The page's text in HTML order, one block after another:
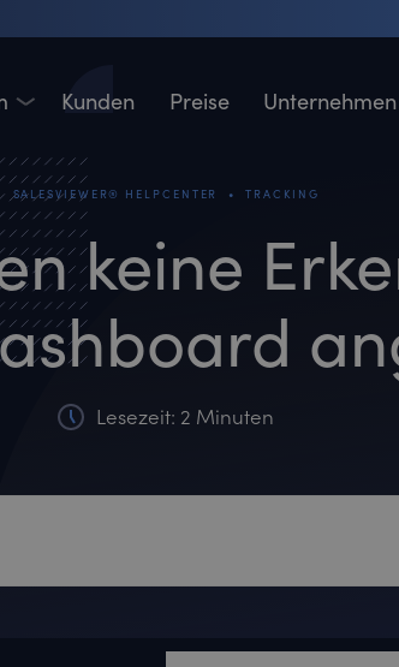
Kunden Preise Unternehmen
SALESVIEWER® HELPCENTER • TRACKING
keine
Lesezeit: 2 Minuten